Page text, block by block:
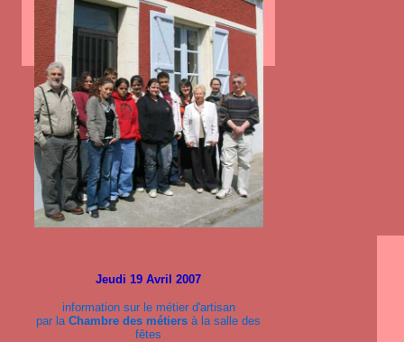
Jeudi 19 Avril 2007
information sur le métier d'artisan
par la Chambre des métiers à la salle des
fêtes